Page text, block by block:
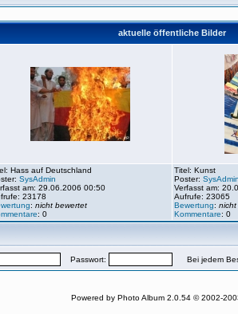
aktuelle öffentliche Bilder
Hass auf Deutschland
SysAdmin
am: 29.06.2006 00:50
23178
: nicht bewertet
: 0
Titel: Kunst
Poster: SysAdmin
Verfasst am:
Aufrufe: 23065
Bewertung: nicht
Kommentare: 0
Passwort: Bei jedem
Powered by Photo Album 2.0.54 © 2002-